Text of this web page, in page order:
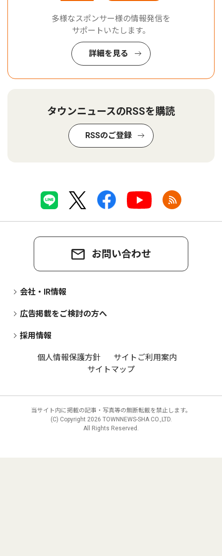
多様なスポンサー様の情報発信を
サポートいたします。
詳細を見る
タウンニュースのRSSを購読
RSSのご登録
お問い合わせ
会社・IR情報
広告掲載をご検討の方へ
採用情報
個人情報保護方針
サイトご利用案内
サイトマップ
当サイト内に掲載の記事・写真等の無断転載を禁止します。
(C) Copyright 2026 TOWNNEWS-SHA CO.,LTD.
All Rights Reserved.